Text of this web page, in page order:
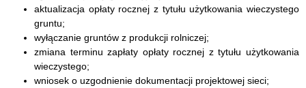
aktualizacja opłaty rocznej z tytułu użytkowania wieczystego
gruntu;
wyłączanie gruntów z produkcji rolniczej;
zmiana terminu zapłaty opłaty rocznej z tytułu użytkowania
wieczystego;
wniosek o uzgodnienie dokumentacji projektowej sieci;